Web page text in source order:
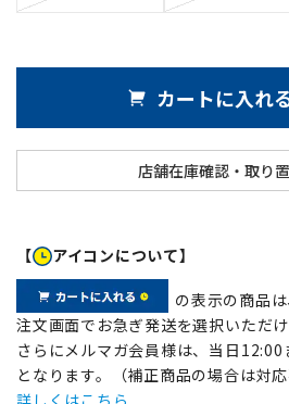
カートに入れ
【 アイコンについて】
の表示の商品は
注文画面でお急ぎ発送を選択いただけ
さらにメルマガ会員様は、当日
となります。（補正商品の場合は対応
詳しくはこちら